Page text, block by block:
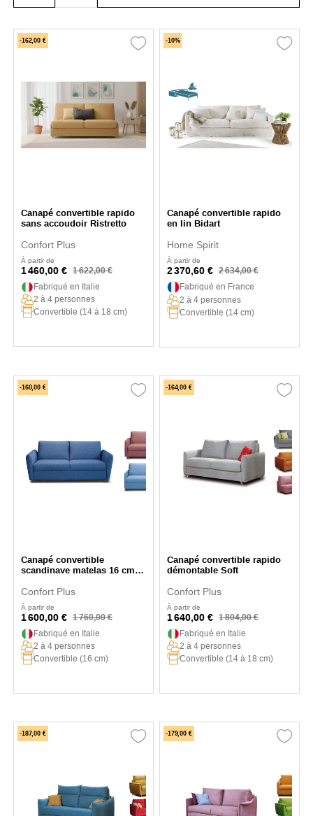
-162,00 €
Canapé convertible rapido
sans accoudoir Ristretto
Confort Plus
À partir de
1 460,00 € 1 622,00 €
Fabriqué en Italie
2 à 4 personnes
Convertible (14 à 18 cm)
-10%
Canapé convertible rapido
en lin Bidart
Home Spirit
À partir de
2 370,60 € 2 634,00 €
Fabriqué en France
2 à 4 personnes
Convertible (14 cm)
-160,00 €
Canapé convertible
scandinave matelas 16 cm
Confort Plus
À partir de
1 600,00 € 1 760,00 €
Fabriqué en Italie
2 à 4 personnes
Convertible (16 cm)
-164,00 €
Canapé convertible rapido
démontable Soft
Confort Plus
À partir de
1 640,00 € 1 804,00 €
Fabriqué en Italie
2 à 4 personnes
Convertible (14 à 18 cm)
-187,00 € -179,00 €